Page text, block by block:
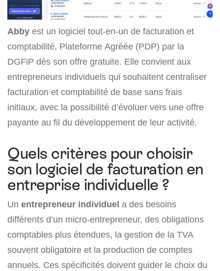
Abby est un logiciel tout-en-un de facturation et
comptabilité, Plateforme Agréée (PDP) par la
DGFiP dès son offre gratuite. Elle convient aux
entrepreneurs individuels qui souhaitent centraliser
facturation et comptabilité de base sans frais
initiaux, avec la possibilité d’évoluer vers une offre
payante au fil du développement de leur activité.
Quels critères pour choisir
son logiciel de facturation en
entreprise individuelle ?
Un entrepreneur individuel a des besoins
différents d’un micro-entrepreneur, des obligations
comptables plus étendues, la gestion de la TVA
souvent obligatoire et la production de comptes
annuels. Ces spécificités doivent guider le choix du